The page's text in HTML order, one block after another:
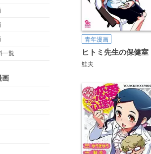
一覧
画
青年漫画
ヒトミ先生の保健室
鮭夫